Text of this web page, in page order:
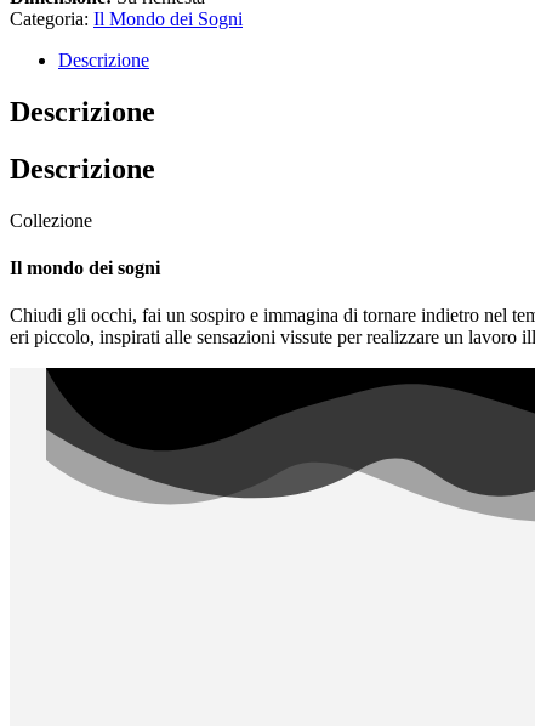
Categoria: Il Mondo dei Sogni
Descrizione
Descrizione
Descrizione
Collezione
Il mondo dei sogni
Chiudi gli occhi, fai un sospiro e immagina di tornare indietro nel
eri piccolo, inspirati alle sensazioni vissute per realizzare un lavoro